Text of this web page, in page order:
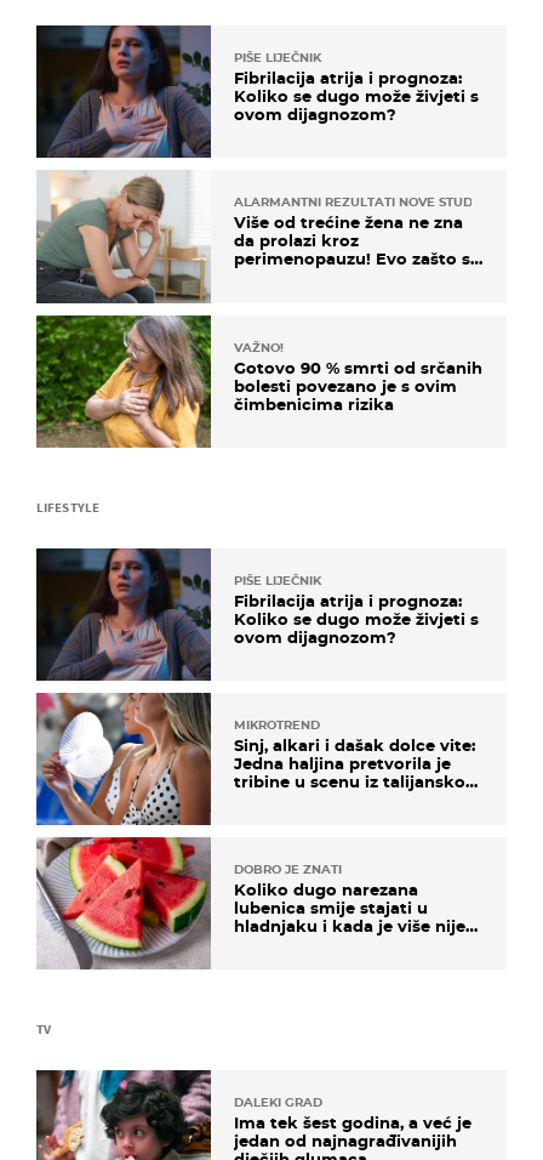
PIŠE LIJEČNIK
Fibrilacija atrija i prognoza:
Koliko se dugo može živjeti s
ovom dijagnozom?
ALARMANTNI REZULTATI NOVE STUDIJE
Više od trećine žena ne zna
da prolazi kroz
perimenopauzu! Evo zašto su
VAŽNO!
Gotovo 90 % smrti od srčanih
bolesti povezano je s ovim
čimbenicima rizika
TV
DALEKI GRAD
Ima tek šest godina, a već je
jedan od najnagrađivanijih
LIFESTYLE
PIŠE LIJEČNIK
Fibrilacija atrija i prognoza:
Koliko se dugo može živjeti s
ovom dijagnozom?
MIKROTREND
Sinj, alkari i dašak dolce vite:
Jedna haljina pretvorila je
tribine u scenu iz talijanskog
DOBRO JE ZNATI
Koliko dugo narezana
lubenica smije stajati u
hladnjaku i kada je više nije